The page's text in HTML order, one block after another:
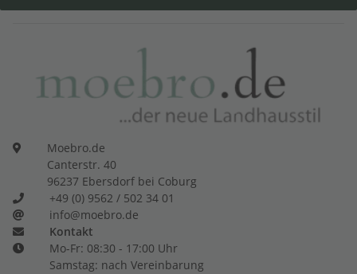
Moebro.de
Canterstr. 40
96237 Ebersdorf bei Coburg
+49 (0) 9562 / 502 34 01
info@moebro.de
Kontakt
Mo-Fr: 08:30 - 17:00 Uhr
Samstag: nach Vereinbarung